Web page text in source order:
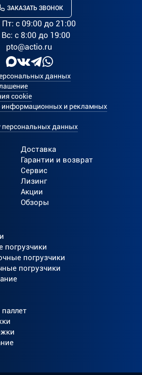
ЗАКАЗАТЬ ЗВОНОК
c 09:00 до 21:00
с 8:00 до 19:00
pto@actio.ru
данных
cookie
информационных и рекламных
персональных данных
Доставка
Гарантии и возврат
Сервис
Лизинг
Акции
Обзоры
погрузчики
погрузчики
погрузчики